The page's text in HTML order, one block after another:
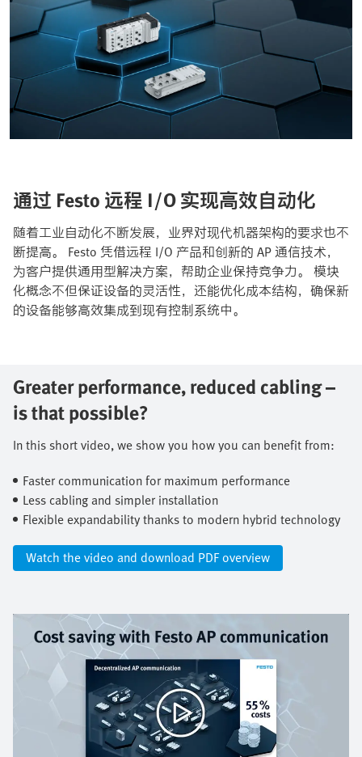
通过 Festo 远程 I/O 实现高效自动化​
​随着工业自动化不断发展，业界对现代机器架构的要求也不
断提高。 Festo 凭借远程 I/O 产品和创新的 AP 通信技术，
为客户提供通用型解决方案，帮助企业保持竞争力。 模块
化概念不但保证设备的灵活性，还能优化成本结构，确保新
的设备能够高效集成到现有控制系统中。​
Greater performance, reduced cabling –
is that possible?​
In this short video, we show you how you can benefit from:​
Faster communication for maximum performance​
Less cabling and simpler installation​
Flexible expandability thanks to modern hybrid technology​
Watch the video and download PDF overview​